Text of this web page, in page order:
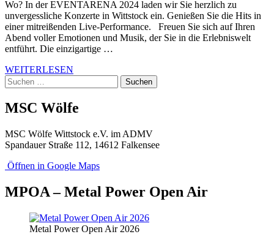
Wo? In der EVENTARENA 2024 laden wir Sie herzlich zu
unvergessliche Konzerte in Wittstock ein. Genießen Sie die Hits in
einer mitreißenden Live-Performance. Freuen Sie sich auf Ihren
Abend voller Emotionen und Musik, der Sie in die Erlebniswelt
entführt. Die einzigartige …
WEITERLESEN
Suchen
nach:
MSC Wölfe
MSC Wölfe Wittstock e.V. im ADMV
Spandauer Straße 112, 14612 Falkensee
Öffnen in Google Maps
MPOA – Metal Power Open Air
Metal Power Open Air 2026